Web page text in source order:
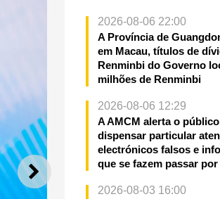
SEGUINTE
2026-08-06 22:00
A Província de
em Macau, títulos de
Renminbi do Governo
milhões de Renminbi
2026-08-06 12:29
A AMCM alerta o
dispensar particular
electrónicos falsos e
que se fazem passar
2026-08-03 16:00